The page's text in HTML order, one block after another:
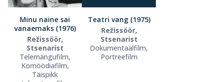
Minu naine sai
vanaemaks (1976)
Režissöör,
Stsenarist
Telemängufilm,
Komöödiafilm,
Täispikk
Teatri vang (1975)
Režissöör,
Stsenarist
Dokumentaalfilm,
Portreefilm